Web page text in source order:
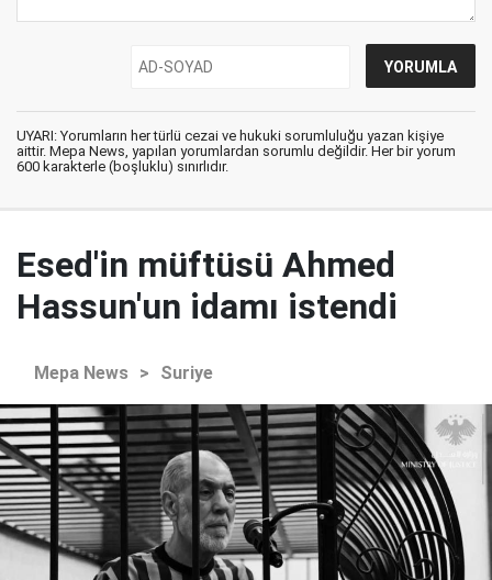
UYARI: Yorumların her türlü cezai ve hukuki sorumluluğu yazan kişiye
aittir. Mepa News, yapılan yorumlardan sorumlu değildir. Her bir yorum
600 karakterle (boşluklu) sınırlıdır.
Esed'in müftüsü Ahmed
Hassun'un idamı istendi
Mepa News > Suriye